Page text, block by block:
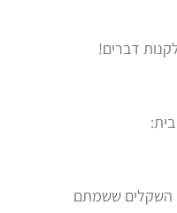
דברים!
השקלים ששמתם